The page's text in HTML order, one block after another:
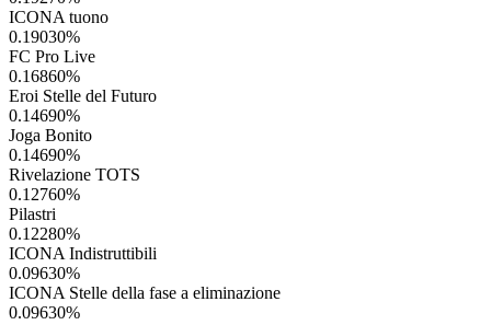
ICONA tuono
0.19030%
FC Pro Live
0.16860%
Eroi Stelle del Futuro
0.14690%
Joga Bonito
0.14690%
Rivelazione TOTS
0.12760%
Pilastri
0.12280%
ICONA Indistruttibili
0.09630%
ICONA Stelle della fase a eliminazione
0.09630%